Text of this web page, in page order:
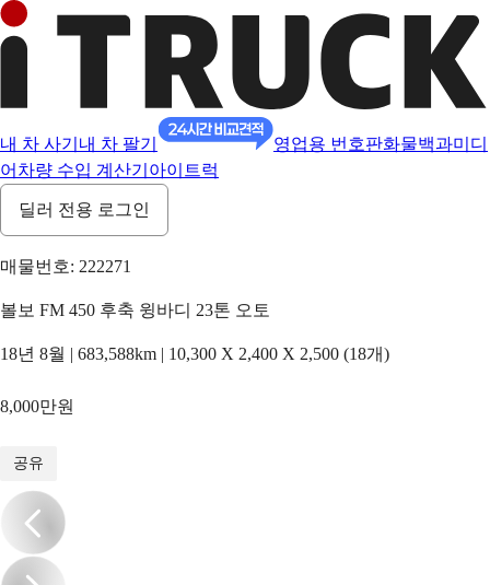
내 차 사기 내 차 팔기 영업용 번호판화물백과미디
어 차량 수입 계산기 아이트럭
딜러 전용 로그인
매물번호: 222271
볼보 FM 450 후축 윙바디 23톤 오토
18년 8월 | 683,588km | 10,300 X 2,400 X 2,500 (18개)
8,000만원
공유
/11